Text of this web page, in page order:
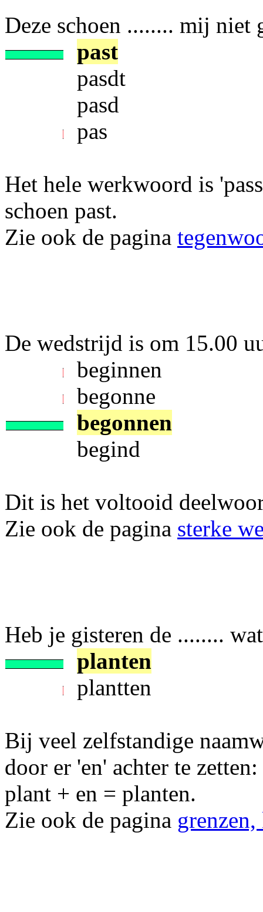
Deze schoen ........ mij niet
past
pasdt
pasd
pas
Het hele werkwoord is
schoen past.
Zie ook de pagina
De wedstrijd is om 15.00
beginnen
begonne
begonnen
begind
Dit is het voltooid
Zie ook de pagina sterke
Heb je gisteren de ........
planten
plantten
Bij veel zelfstandige
door er 'en' achter te zetten:
plant + en = planten.
Zie ook de pagina grenzen,